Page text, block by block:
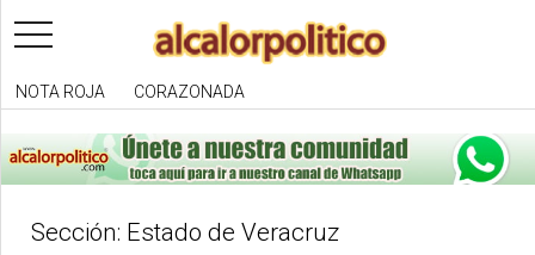
toggle
navigation
NOTA ROJA CORAZONADA
Sección: Estado de Veracruz